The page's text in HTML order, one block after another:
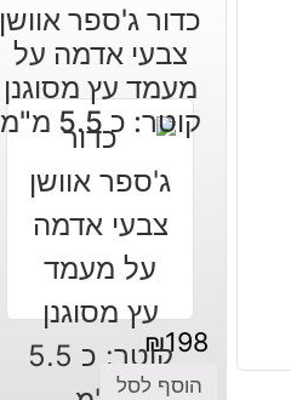
כדור ג'ספר אוושן
צבעי אדמה על
מעמד עץ מסוגנן
קוטר: כ 5.5 מ"מ
₪198
הוסף לסל